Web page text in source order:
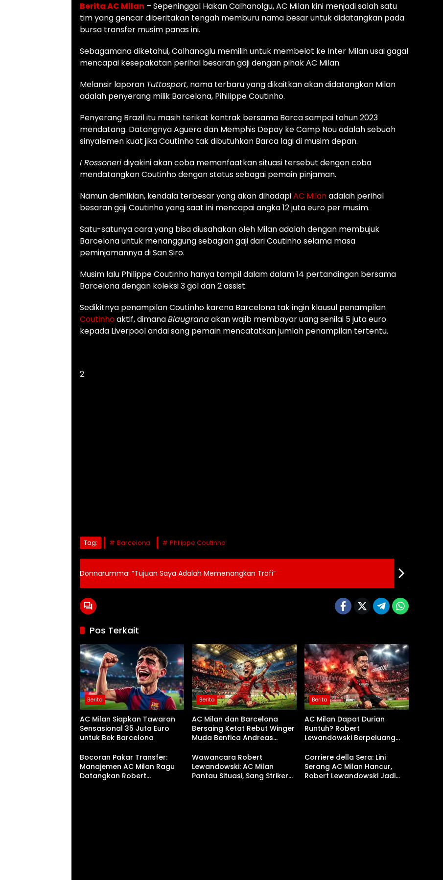
Berita AC Milan – Sepeninggal Hakan Calhanolgu, AC Milan kini menjadi salah satu
tim yang gencar diberitakan tengah memburu nama besar untuk didatangkan pada
bursa transfer musim panas ini.
Sebagamana diketahui, Calhanoglu memilih untuk membelot ke Inter Milan usai gagal
mencapai kesepakatan perihal besaran gaji dengan pihak AC Milan.
Melansir laporan Tuttosport, nama terbaru yang dikaitkan akan didatangkan Milan
adalah penyerang milik Barcelona, Pihilippe Coutinho.
Penyerang Brazil itu masih terikat kontrak bersama Barca sampai tahun 2023
mendatang. Datangnya Aguero dan Memphis Depay ke Camp Nou adalah sebuah
sinyalemen kuat jika Coutinho tak dibutuhkan Barca lagi di musim depan.
I Rossoneridiyakini akan coba memanfaatkan situasi tersebut dengan coba
mendatangkan Coutinho dengan status sebagai pemain pinjaman.
Namun demikian, kendala terbesar yang akan dihadapiAC Milanadalah perihal
besaran gaji Coutinho yang saat ini mencapai angka 12 juta euro per musim.
Satu-satunya cara yang bisa diusahakan oleh Milan adalah dengan membujuk
Barcelona untuk menanggung sebagian gaji dari Coutinho selama masa
peminjamannya di San Siro.
Musim lalu Philippe Coutinho hanya tampil dalam dalam 14 pertandingan bersama
Barcelona dengan koleksi 3 gol dan 2 assist.
Sedikitnya penampilan Coutinho karena Barcelona tak ingin klausul penampilan
Coutinhoaktif, dimanaBlaugranaakan wajib membayar uang senilai 5 juta euro
kepada Liverpool andai sang pemain mencatatkan jumlah penampilan tertentu.
2
Tag: Barcelona Philippe Coutinho
Donnarumma: “Tujuan Saya Adalah Memenangkan Trofi”
Pos Terkait
Berita
AC Milan Siapkan Tawaran
Sensasional 35 Juta Euro
untuk Bek Barcelona
Berita
AC Milan dan Barcelona
Bersaing Ketat Rebut Winger
Muda Benfica Andreas
Berita
AC Milan Dapat Durian
Runtuh? Robert
Lewandowski Berpeluang
Ini!
Bocoran Pakar Transfer:
Manajemen AC Milan Ragu
Datangkan Robert
Wawancara Robert
Lewandowski: AC Milan
Pantau Situasi, Sang Striker
Corriere della Sera: Lini
Serang AC Milan Hancur,
Robert Lewandowski Jadi